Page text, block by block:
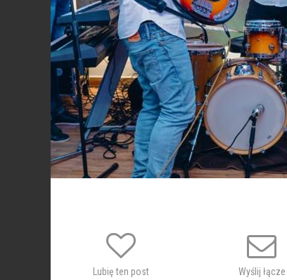
Lubię ten post Wyślij łącze